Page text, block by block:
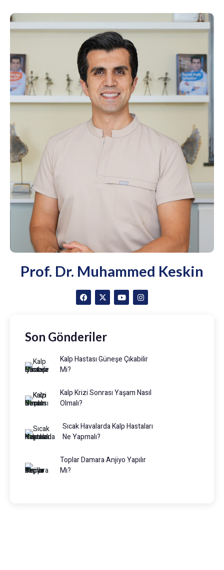
Prof. Dr. Muhammed Keskin
Son Gönderiler
Kalp Hastası Güneşe Çıkabilir
Mi?
Kalp Krizi Sonrası Yaşam Nasıl
Olmalı?
Sıcak Havalarda Kalp Hastaları
Ne Yapmalı?
Toplar Damara Anjiyo Yapılır
Mı?